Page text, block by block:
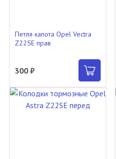
Петля капота Opel Vectra
Z22SE прав
300 ₽